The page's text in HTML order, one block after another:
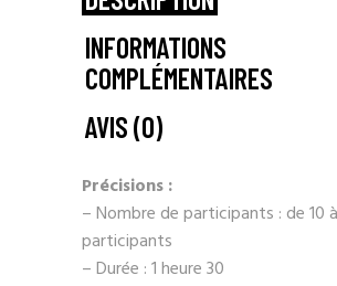
INFORMATIONS
COMPLÉMENTAIRES
AVIS (0)
Précisions :
– Nombre de participants : de 10
participants
– Durée : 1 heure 30